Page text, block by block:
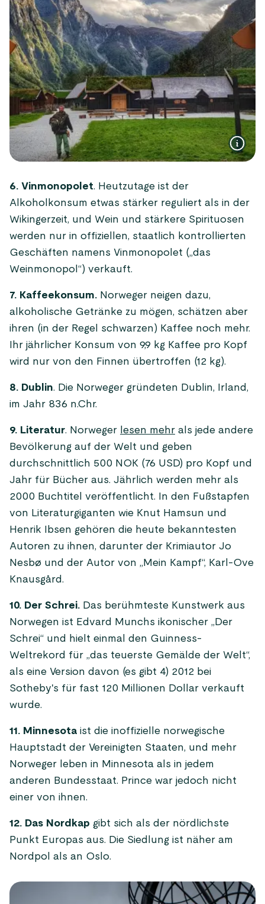
6. Vinmonopolet. Heutzutage ist der
Alkoholkonsum etwas stärker reguliert als in der
Wikingerzeit, und Wein und stärkere Spirituosen
werden nur in offiziellen, staatlich kontrollierten
Geschäften namens Vinmonopolet („das
Weinmonopol“) verkauft.
7. Kaffeekonsum. Norweger neigen dazu,
alkoholische Getränke zu mögen, schätzen aber
ihren (in der Regel schwarzen) Kaffee noch mehr.
Ihr jährlicher Konsum von 9,9 kg Kaffee pro Kopf
wird nur von den Finnen übertroffen (12 kg).
8. Dublin. Die Norweger gründeten Dublin, Irland,
im Jahr 836 n.Chr.
9. Literatur. Norweger lesen mehr als jede andere
Bevölkerung auf der Welt und geben
durchschnittlich 500 NOK (76 USD) pro Kopf und
Jahr für Bücher aus. Jährlich werden mehr als
2000 Buchtitel veröffentlicht. In den Fußstapfen
von Literaturgiganten wie Knut Hamsun und
Henrik Ibsen gehören die heute bekanntesten
Autoren zu ihnen, darunter der Krimiautor Jo
Nesbø und der Autor von „Mein Kampf“, Karl-Ove
Knausgård.
10. Der Schrei. Das berühmteste Kunstwerk aus
Norwegen ist Edvard Munchs ikonischer „Der
Schrei“ und hielt einmal den Guinness-
Weltrekord für „das teuerste Gemälde der Welt“,
als eine Version davon (es gibt 4) 2012 bei
Sotheby's für fast 120 Millionen Dollar verkauft
wurde.
11. Minnesota ist die inoffizielle norwegische
Hauptstadt der Vereinigten Staaten, und mehr
Norweger leben in Minnesota als in jedem
anderen Bundesstaat. Prince war jedoch nicht
einer von ihnen.
12. Das Nordkap gibt sich als der nördlichste
Punkt Europas aus. Die Siedlung ist näher am
Nordpol als an Oslo.